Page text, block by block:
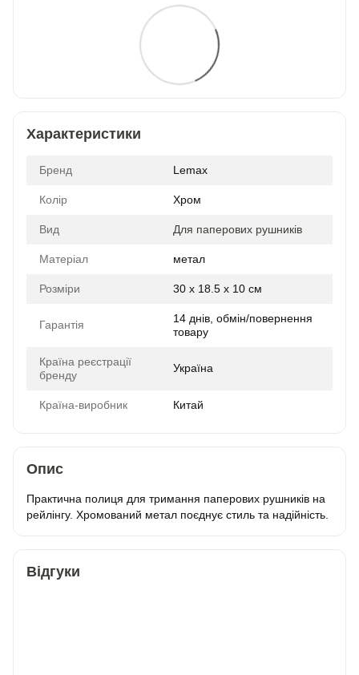
Характеристики
Бренд Lemax
Колір Хром
Вид Для паперових рушників
Матеріал метал
Розміри 30 x 18.5 x 10 см
Гарантія
14 днів, обмін/повернення
товару
Країна реєстрації
бренду
Україна
Країна-виробник Китай
Опис
Практична полиця для тримання паперових рушників на
рейлінгу. Хромований метал поєднує стиль та надійність.
Відгуки